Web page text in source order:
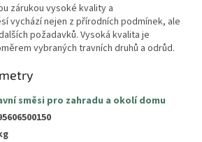
zárukou vysoké kvality a
vychází nejen z přírodních podmínek, ale
požadavků. Vysoká kvalita je
vybraných travních druhů a odrůd.
směsi pro zahradu a okolí domu